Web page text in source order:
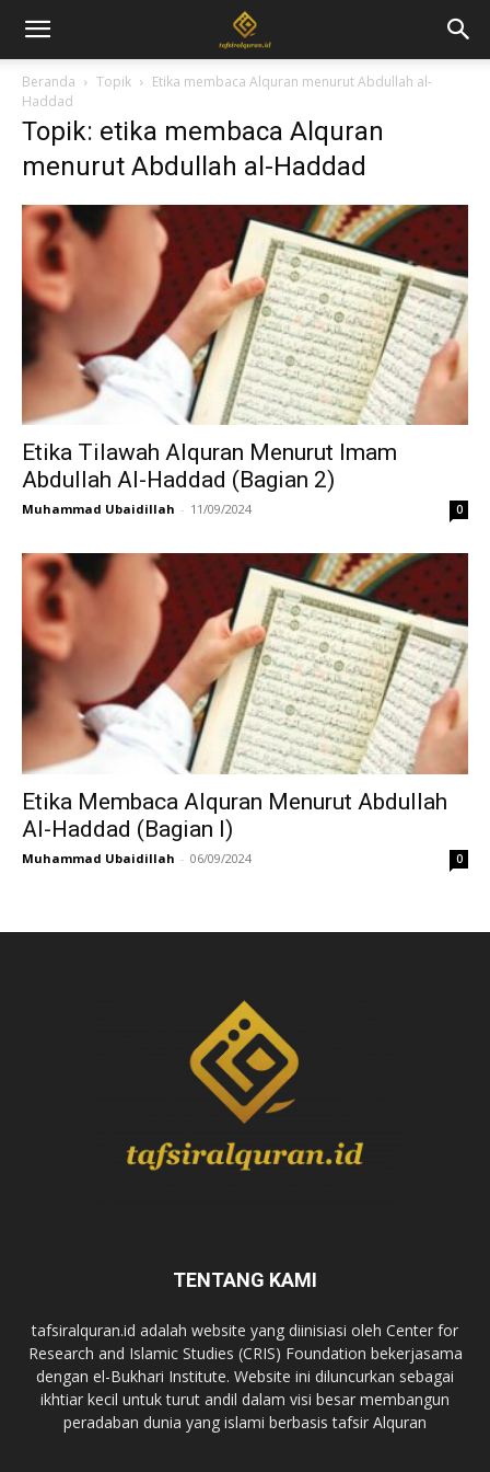
Beranda Topik
Etika membaca Alquran menurut Abdullah al-
Haddad
Topik: etika membaca Alquran
menurut Abdullah al-Haddad
Etika Tilawah Alquran Menurut Imam
Abdullah Al-Haddad (Bagian 2)
Muhammad Ubaidillah - 11/09/2024 0
Etika Membaca Alquran Menurut Abdullah
Al-Haddad (Bagian I)
Muhammad Ubaidillah - 06/09/2024 0
TENTANG KAMI
tafsiralquran.id adalah website yang diinisiasi oleh Center for
Research and Islamic Studies (CRIS) Foundation bekerjasama
dengan el-Bukhari Institute. Website ini diluncurkan sebagai
ikhtiar kecil untuk turut andil dalam visi besar membangun
peradaban dunia yang islami berbasis tafsir Alquran